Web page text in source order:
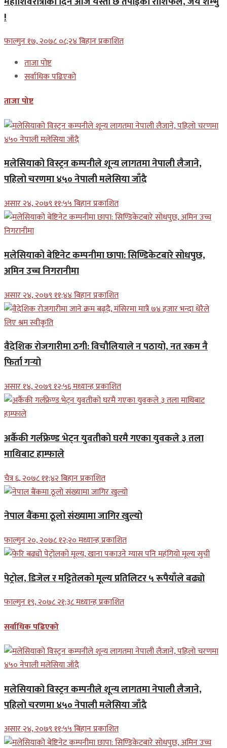
!
फाल्गुन १७, २०७८ ०८;२४ बिहान प्रकाशित
ताजा पोष्ट
सर्वाधिक पढिएको
ताजा पोष्ट
मलेसियाको विस्ट्रन कम्पनीले शून्य लागतमा नेपाली लैजाने,
पहिलो चरणमा ४५० नेपाली मलेसिया जाँदै
असार २४, २०७९ ११;५५ बिहान प्रकाशित
मलेसियाको बेष्टिनेट कम्पनीमा छापा: सिण्डिकेटबारे सोधपुछ,
अमिन उच्च निगरानीमा
असार २४, २०७९ ११;४४ बिहान प्रकाशित
वैदेशिक रोजगारीमा ठगी: विचौलियाले न पठायो, नत रकम नै
फिर्ता गर्‍यो
असार १४, २०७९ १२;५६ मध्यान्ह प्रकाशित
अर्कैकी गर्लफ्रेण्ड भेट्न युवतीको घरमै गएका युवकले ३ तला
माथिबाट हाम्फाले
चैत्र ६, २०७८ ११;४२ बिहान प्रकाशित
नेपाल बैंकमा ठूलो संख्यामा जागिर खुल्यो
फाल्गुन २०, २०७८ १२;२० मध्यान्ह प्रकाशित
पेट्रोल, डिजेल र मट्टितेलको मूल्य प्रतिलिटर ५ रूपैयाँले बढ्यो
फाल्गुन १९, २०७८ २१;३८ मध्यान्ह प्रकाशित
सर्वाधिक पढिएको
मलेसियाको विस्ट्रन कम्पनीले शून्य लागतमा नेपाली लैजाने,
पहिलो चरणमा ४५० नेपाली मलेसिया जाँदै
असार २४, २०७९ ११;५५ बिहान प्रकाशित